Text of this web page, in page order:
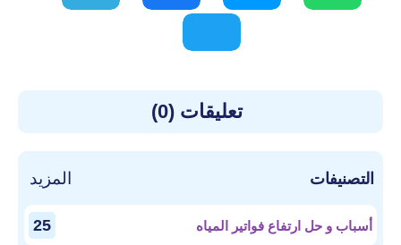
تعليقات (0)
التصنيفات المزيد
أسباب و حل ارتفاع فواتير المياه 25